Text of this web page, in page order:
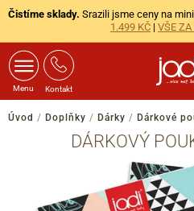
Čistíme sklady. Srazili jsme ceny na
1.499 KČ | VŠE
Menu Kontakt
Úvod / Doplňky / Dárky / Dárkové
DÁRKOVÝ